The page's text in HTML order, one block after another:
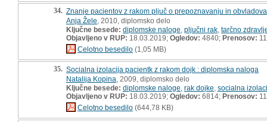
34. Znanje pacientov z rakom pljuč o prepoznavanju in
Anja Žele , 2010, diplomsko delo
Ključne besede: diplomske naloge pljučni rak tarčno
Objavljeno v RUP: 18.03.2019; Ogledov: 4840; Prenosov:
Celotno besedilo (1,05 MB)
35. Socialna izolacija pacientk z rakom dojk : diplomska naloga
Natalija Kopina , 2009, diplomsko delo
Ključne besede: diplomske naloge rak dojke socialna
Objavljeno v RUP: 18.03.2019; Ogledov: 6814; Prenosov:
Celotno besedilo (644,78 KB)